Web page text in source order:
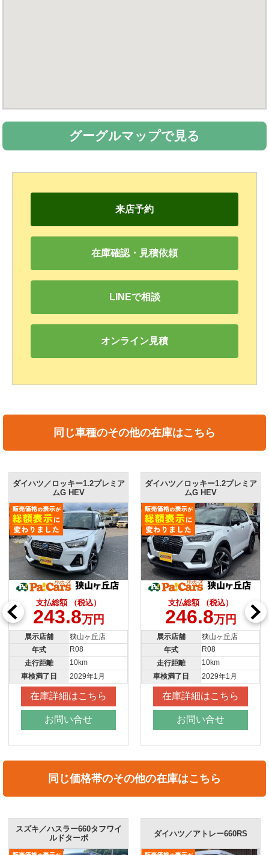
グーグルマップで見る
来店予約
在庫確認・見積依頼
LINEで相談
オンライン見積
同じ車種のその他の在庫はこちら
ダイハツ／ロッキー1.2プレミア
ムG HEV
支払総額 （税込）
246.8万円
展示店舗
狭山ヶ丘店
年式
R08
走行距離
10km
車検満了日
2029年1月
在庫詳細はこちら
お問い合せ
ダイハツ／ロッキーL
支払総額 （税込）
176.8万円
展示店舗
全店共通
年式
R8
走行距離
10
車検満了日
新車
在庫詳細はこちら
お問い合せ
同じ価格帯のその他の在庫はこちら
ラー660タフワイ
ダイハツ／アトレー660RS
スズキ／ハ